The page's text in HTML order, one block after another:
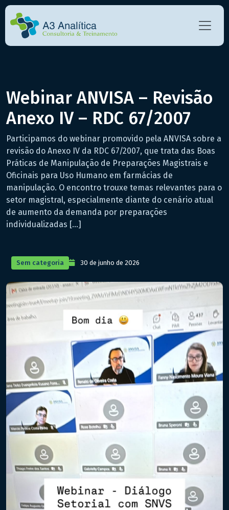
Webinar ANVISA – Revisão
Anexo IV – RDC 67/2007
Participamos do webinar promovido pela ANVISA sobre a
revisão do Anexo IV da RDC 67/2007, que trata das Boas
Práticas de Manipulação de Preparações Magistrais e
Oficinais para Uso Humano em farmácias de
manipulação. O encontro trouxe temas relevantes para o
setor magistral, especialmente diante do cenário atual
de aumento da demanda por preparações
individualizadas […]
Sem categoria 30 de junho de 2026